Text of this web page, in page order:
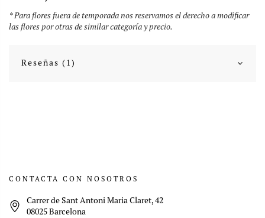
* Para flores fuera de temporada nos reservamos el derecho a modificar
las flores por otras de similar categoría y precio.
Reseñas (1)
CONTACTA CON NOSOTROS
Carrer de Sant Antoni Maria Claret, 42
08025 Barcelona